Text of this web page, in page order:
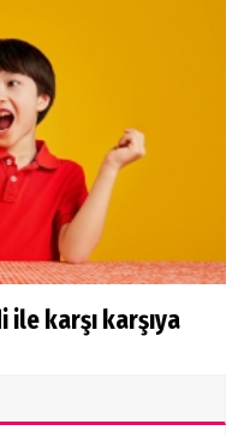
karşı karşıya